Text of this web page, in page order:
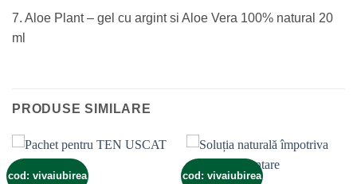
7. Aloe Plant – gel cu argint si Aloe Vera 100% natural 20
ml
PRODUSE SIMILARE
cod: vivaiubirea cod: vivaiubirea